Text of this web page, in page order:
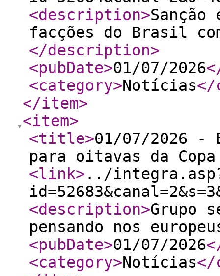
<description>Sanção
facções do Brasil
</description>
<pubDate>01/07/2026
<category>Notícias</
</item>
<item>
<title>01/07/2026 -
para oitavas da
<link> ../
<description>Grupo
pensando nos
<pubDate>01/07/2026
<category>Notícias</